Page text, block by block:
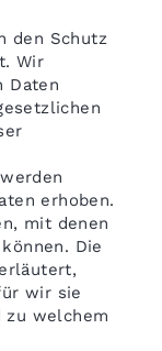
den Schutz
Wir
Daten
erhoben.
mit denen
Die
wir sie
zu welchem